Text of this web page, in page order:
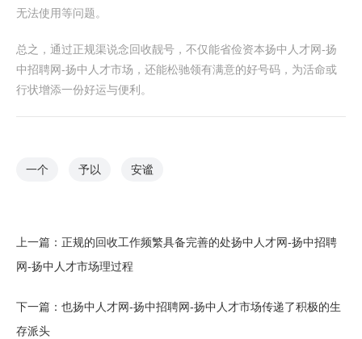
无法使用等问题。
总之，通过正规渠说念回收靓号，不仅能省俭资本扬中人才网-扬
中招聘网-扬中人才市场，还能松驰领有满意的好号码，为活命或
行状增添一份好运与便利。
一个 予以 安谧
上一篇： 正规的回收工作频繁具备完善的处扬中人才网-扬中招聘
网-扬中人才市场理过程
下一篇： 也扬中人才网-扬中招聘网-扬中人才市场传递了积极的生
存派头